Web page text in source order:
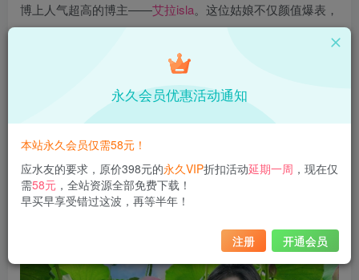
博上人气超高的博主——艾拉isla。这位姑娘不仅颜值爆表，
得不要不要的，那是废话，绝对是！这位小姐姐来自广东广
提醒你们，这不是普通的颜值博主，是真正的大佬级别哦！
资源获取：
艾拉Isla全部摄影作品，前往获取
永久会员优惠活动通知
本站永久会员仅需58元！
应水友的要求，原价398元的永久VIP折扣活动延期一周 ，现在仅
需58元 ，全站资源全部免费下载！
早买早享受错过这波，再等半年！
注册 开通会员